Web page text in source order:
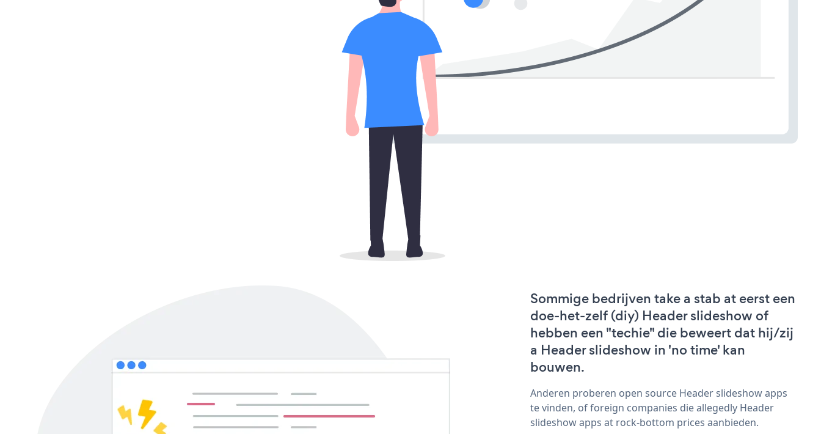
Sommige bedrijven take a stab at eerst een
doe-het-zelf (diy) Header slideshow of
hebben een "techie" die beweert dat hij/zij
a Header slideshow in 'no time' kan
bouwen.
Anderen proberen open source Header slideshow apps
te vinden, of foreign companies die allegedly Header
slideshow apps at rock-bottom prices aanbieden.